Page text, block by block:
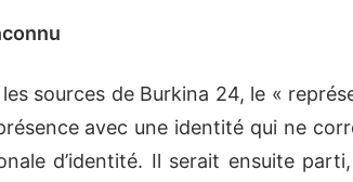
sources de Burkina 24, le «
avec une identité qui ne
d’identité. Il serait ensuite